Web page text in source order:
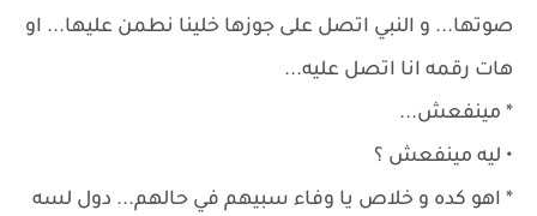
صوتها... و النبي اتصل على جوزها خلينا نطمن عليها... او
هات رقمه انا اتصل عليه...
* مينفعش...
• ليه مينفعش ؟
* اهو كده و خلاص يا وفاء سبيهم في حالهم... دول لسه